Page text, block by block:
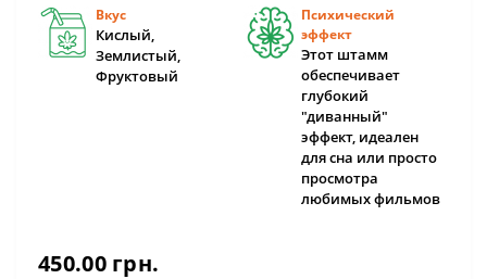
Вкус
Кислый,
Землистый,
Фруктовый
Психический
эффект
Этот штамм
обеспечивает
глубокий
"диванный"
эффект, идеален
для сна или просто
просмотра
любимых фильмов
450.00 грн.